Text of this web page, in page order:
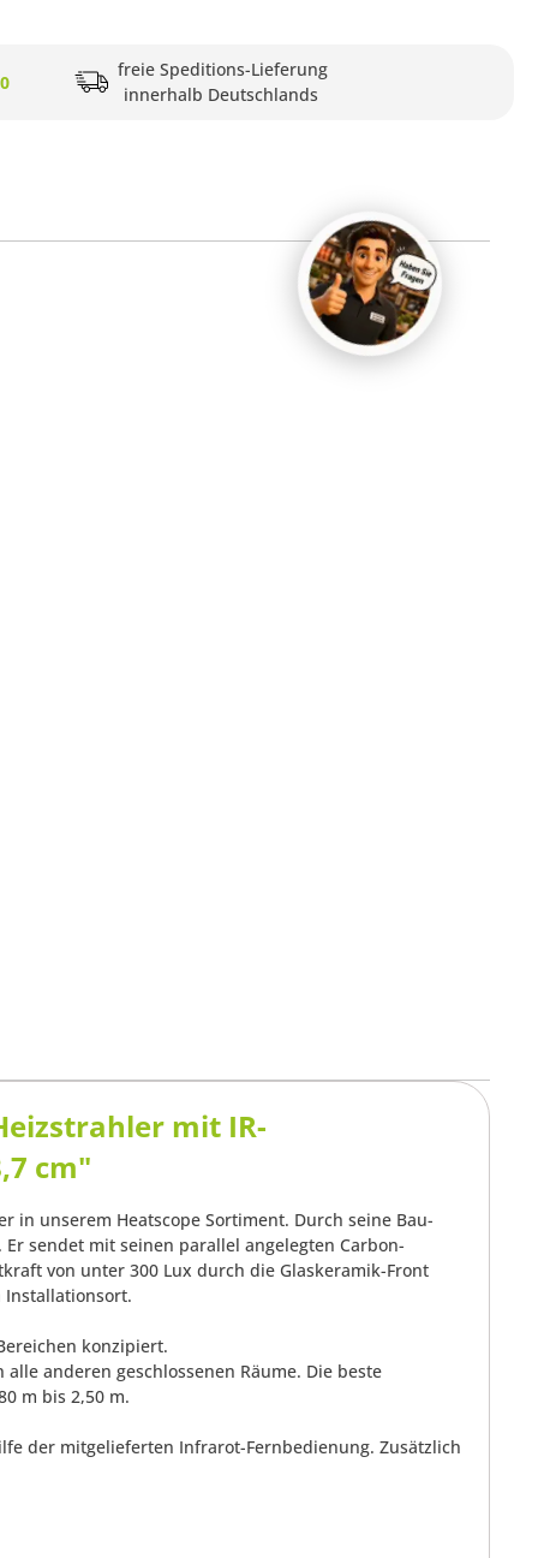
freie Speditions-Lieferung
innerhalb Deutschlands
mit IR-
cm"
in unserem Heatscope Sortiment. Durch seine Bau-
sendet mit seinen parallel angelegten Carbon-
von unter 300 Lux durch die Glaskeramik-Front
Installationsort.
konzipiert.
anderen geschlossenen Räume. Die beste
m bis 2,50 m.
der mitgelieferten Infrarot-Fernbedienung. Zusätzlich